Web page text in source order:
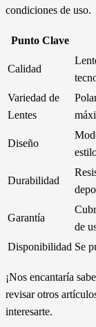
condiciones de uso.
Punto Clave
Calidad
Variedad de
Lentes
Diseño
Durabilidad
Garantía
de
Disponibilidad Se
¡Nos encantaría
revisar otros
interesarte.